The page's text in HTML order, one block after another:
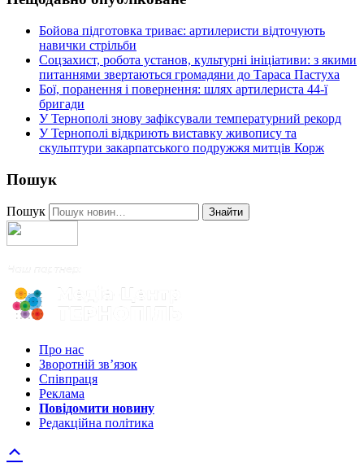
Бойова підготовка триває: артилеристи відточують
навички стрільби
Соцзахист, робота установ, культурні ініціативи: з якими
питаннями звертаються громадяни до Тараса Пастуха
Бої, поранення і повернення: шлях артилериста 44-ї
бригади
У Тернополі знову зафіксували температурний рекорд
У Тернополі відкриють виставку живопису та
скульптури закарпатського подружжя митців Корж
Пошук
Пошук Знайти
Про нас
Зворотній зв’язок
Співпраця
Реклама
Повідомити новину
Редакційна політика